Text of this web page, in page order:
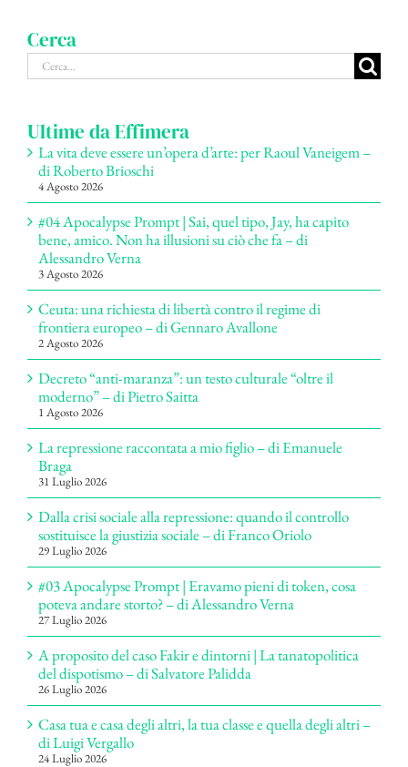
Cerca
Cerca
per:
Ultime da Effimera
La vita deve essere un’opera d’arte: per Raoul Vaneigem –
di Roberto Brioschi
4 Agosto 2026
#04 Apocalypse Prompt | Sai, quel tipo, Jay, ha capito
bene, amico. Non ha illusioni su ciò che fa – di
Alessandro Verna
3 Agosto 2026
Ceuta: una richiesta di libertà contro il regime di
frontiera europeo – di Gennaro Avallone
2 Agosto 2026
Decreto “anti-maranza”: un testo culturale “oltre il
moderno” – di Pietro Saitta
1 Agosto 2026
La repressione raccontata a mio figlio – di Emanuele
Braga
31 Luglio 2026
Dalla crisi sociale alla repressione: quando il controllo
sostituisce la giustizia sociale – di Franco Oriolo
29 Luglio 2026
#03 Apocalypse Prompt | Eravamo pieni di token, cosa
poteva andare storto? – di Alessandro Verna
27 Luglio 2026
A proposito del caso Fakir e dintorni | La tanatopolitica
del dispotismo – di Salvatore Palidda
26 Luglio 2026
Casa tua e casa degli altri, la tua classe e quella degli altri –
di Luigi Vergallo
24 Luglio 2026